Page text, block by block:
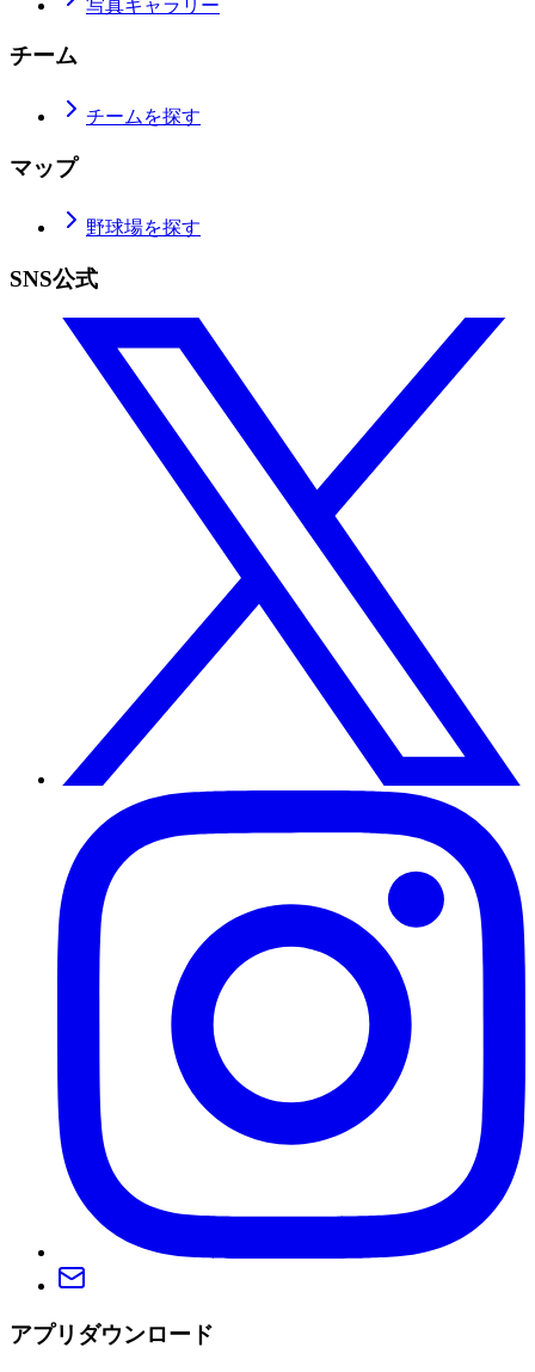
写真ギャラリー
チーム
チームを探す
マップ
野球場を探す
SNS公式
アプリダウンロード